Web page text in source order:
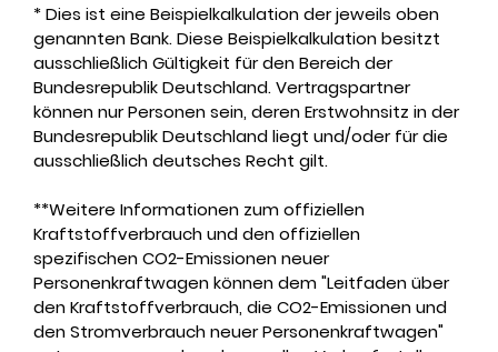
* Dies ist eine Beispielkalkulation der jeweils oben
genannten Bank. Diese Beispielkalkulation besitzt
ausschließlich Gültigkeit für den Bereich der
Bundesrepublik Deutschland. Vertragspartner
können nur Personen sein, deren Erstwohnsitz in der
Bundesrepublik Deutschland liegt und/oder für die
ausschließlich deutsches Recht gilt.
**Weitere Informationen zum offiziellen
Kraftstoffverbrauch und den offiziellen
spezifischen CO2-Emissionen neuer
Personenkraftwagen können dem"Leitfaden über
den Kraftstoffverbrauch, die CO2-Emissionen und
den Stromverbrauch neuer Personenkraftwagen"